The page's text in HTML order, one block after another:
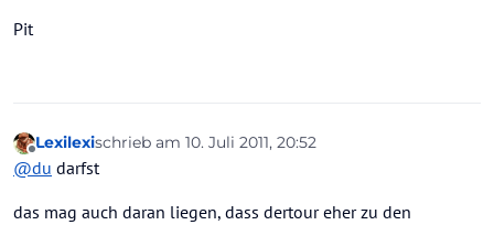
Pit
Offline
Lexilexischrieb am 10. Juli 2011, 20:52
zuletzt editiert von
@du darfst
das mag auch daran liegen, dass dertour eher zu den